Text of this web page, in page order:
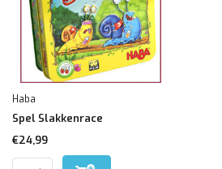
Haba
Spel Slakkenrace
€24,99